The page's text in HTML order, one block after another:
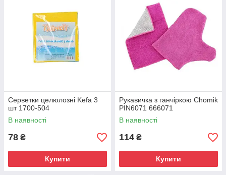
Серветки целюлозні Kefa 3
шт 1700-504
В наявності
78 ₴
Купити
Рукавичка з ганчіркою Chomik
PIN6071 666071
В наявності
114 ₴
Купити